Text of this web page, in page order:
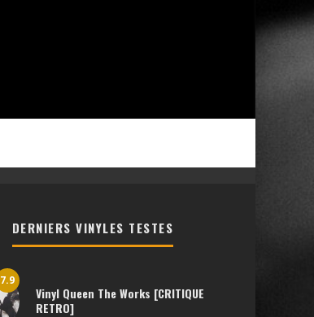
DERNIERS VINYLES TESTES
7.9
Vinyl Queen The Works [CRITIQUE
RETRO]